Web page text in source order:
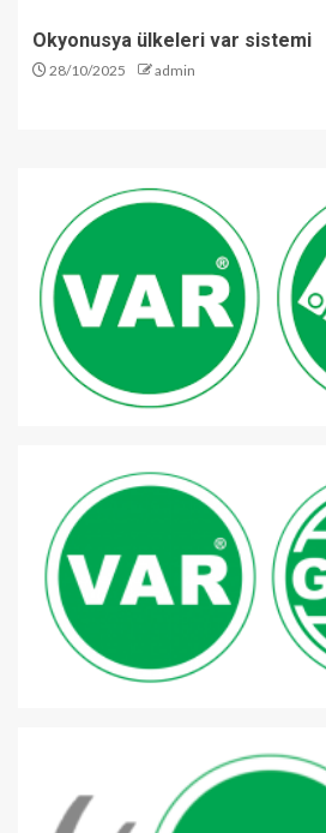
Okyonusya ülkeleri var sistemi
28/10/2025 admin